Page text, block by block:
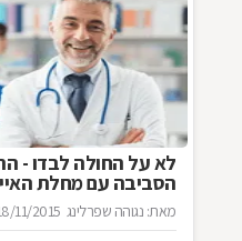
לא על החולה לבדו -
הסביבה עם מחלת
מאת: נגוהה שפרלינג 11/2015